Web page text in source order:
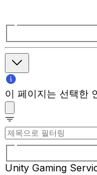
이 페이지는 선택한
Unity Gaming